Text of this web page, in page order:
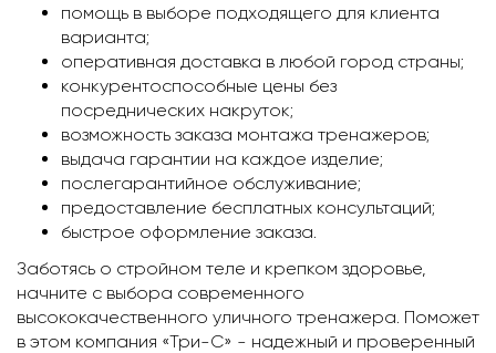
помощь в выборе подходящего для клиента
варианта;
оперативная доставка в любой город страны;
конкурентоспособные цены без
посреднических накруток;
возможность заказа монтажа тренажеров;
выдача гарантии на каждое изделие;
послегарантийное обслуживание;
предоставление бесплатных консультаций;
быстрое оформление заказа.
Заботясь о стройном теле и крепком здоровье,
начните с выбора современного
высококачественного уличного тренажера. Поможет
в этом компания «Три-С» - надежный и проверенный